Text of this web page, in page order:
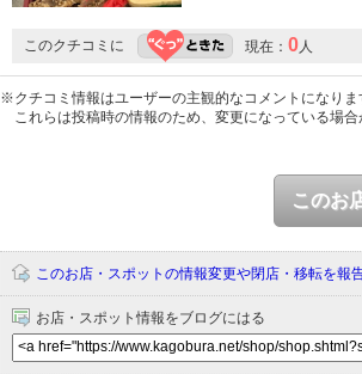
このクチコミに 現在： 0 人
※クチコミ情報はユーザーの主観的なコメントになりま
これらは投稿時の情報のため、変更になっている場
このお
このお店・スポットの情報変更や閉店・移転を報
お店・スポット情報をブログにはる